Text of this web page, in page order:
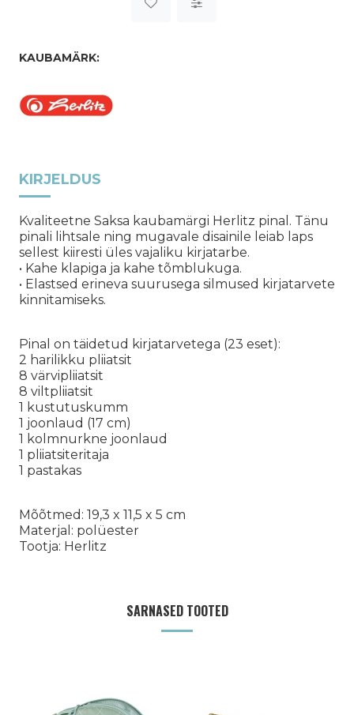
KAUBAMÄRK:
KIRJELDUS
Kvaliteetne Saksa kaubamärgi Herlitz pinal. Tänu
pinali lihtsale ning mugavale disainile leiab laps
sellest kiiresti üles vajaliku kirjatarbe.
• Kahe klapiga ja kahe tõmblukuga.
• Elastsed erineva suurusega silmused kirjatarvete
kinnitamiseks.
Pinal on täidetud kirjatarvetega (23 eset):
2 harilikku pliiatsit
8 värvipliiatsit
8 viltpliiatsit
1 kustutuskumm
1 joonlaud (17 cm)
1 kolmnurkne joonlaud
1 pliiatsiteritaja
1 pastakas
Mõõtmed: 19,3 x 11,5 x 5 cm
Materjal: polüester
Tootja: Herlitz
SARNASED TOOTED